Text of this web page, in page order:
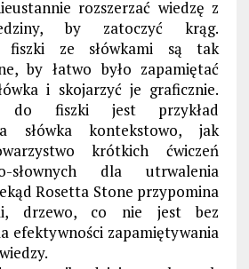
rozszerzać wiedzę z
by zatoczyć krąg.
fiszki ze słówkami są tak
by łatwo było zapamiętać
i skojarzyć je graficznie.
do fiszki jest przykład
słówka kontekstowo, jak
krótkich ćwiczeń
słownych dla utrwalenia
Rosetta Stone przypomina
drzewo, co nie jest bez
efektywności zapamiętywania